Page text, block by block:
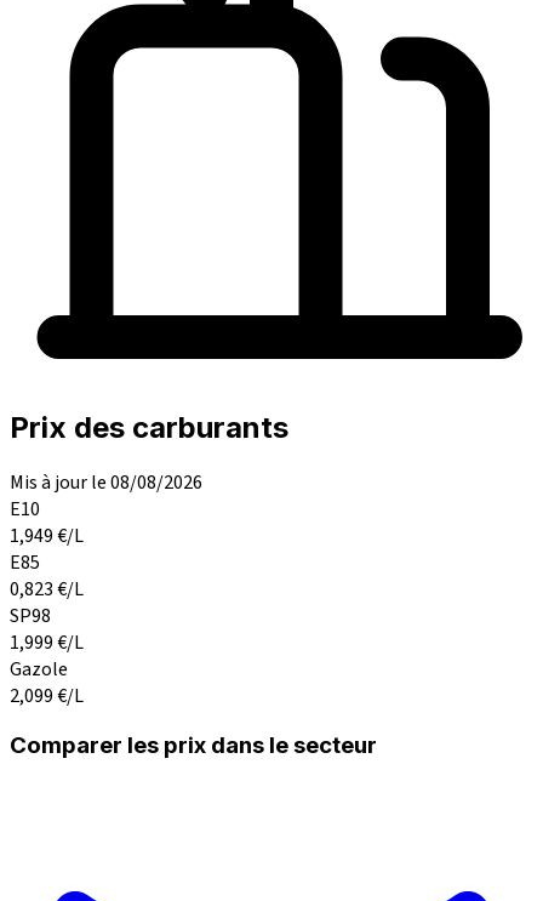
Prix des carburants
Mis à jour le 08/08/2026
E10
1,949€/L
E85
0,823€/L
SP98
1,999€/L
Gazole
2,099€/L
Comparer les prix dans le secteur